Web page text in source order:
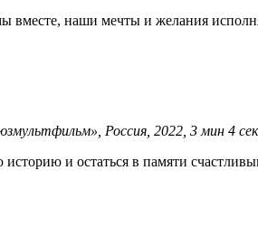
вместе, наши мечты и желания
Россия, 2022, 3 мин 4
и остаться в памяти